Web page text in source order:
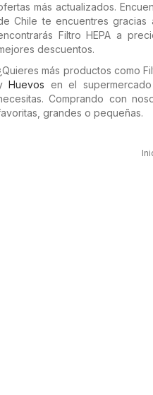
más actualizados.
Chile te encuentres gracias
Filtro HEPA a
descuentos.
más productos como
Huevos en el
Comprando con
grandes o pequeñas.